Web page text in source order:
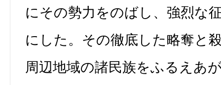
にその勢力をのばし、強烈な
にした。その徹底した略奪と
周辺地域の諸民族をふるえあ